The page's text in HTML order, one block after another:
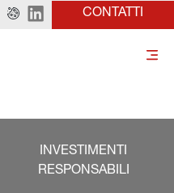
CONTATTI
INVESTIMENTI
RESPONSABILI